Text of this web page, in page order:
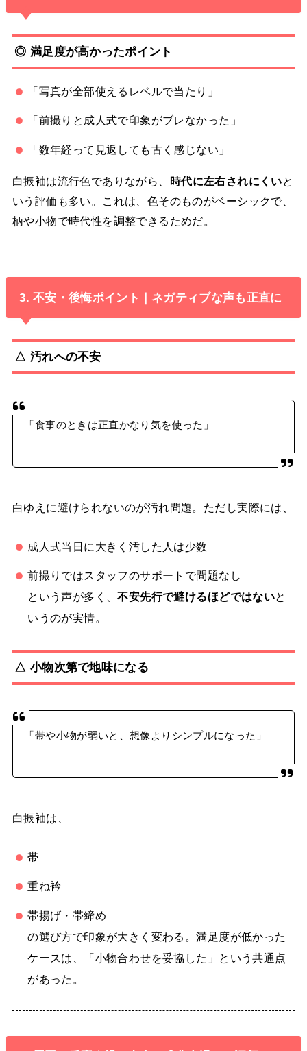
◎ 満足度が高かったポイント
「写真が全部使えるレベルで当たり」
「前撮りと成人式で印象がブレなかった」
「数年経って見返しても古く感じない」
白振袖は流行色でありながら、 時代に左右されにくいと
いう評価も多い。これは、色そのものがベーシックで、
柄や小物で時代性を調整できるためだ。
3. 不安・後悔ポイント｜ネガティブな声も正直に
△ 汚れへの不安
「食事のときは正直かなり気を使った」
白ゆえに避けられないのが汚れ問題。ただし実際には、
成人式当日に大きく汚した人は少数
前撮りではスタッフのサポートで問題なし
という声が多く、不安先行で避けるほどではないと
いうのが実情。
△ 小物次第で地味になる
「帯や小物が弱いと、想像よりシンプルになった」
白振袖は、
帯
重ね衿
帯揚げ・帯締め
の選び方で印象が大きく変わる。満足度が低かった
ケースは、「小物合わせを妥協した」という共通点
があった。